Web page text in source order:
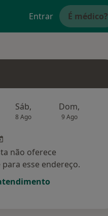
Entrar É médico?
Sáb,
8 Ago
Dom,
9 Ago
não oferece
esse endereço.